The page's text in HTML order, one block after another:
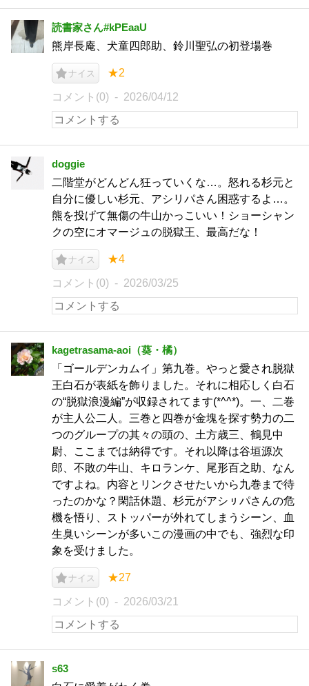
読書家さん#kPEaaU
熊岸長庵、犬童四郎助、鈴川聖弘の初登場巻
ナイス ★2
コメント(0) 2026/04/12
doggie
二階堂がどんどん狂っていくな…。怒れる杉元と
自分に優しい杉元、アシリパさん困惑するよ…。
熊を投げて無傷の牛山かっこいい！ショーシャン
クの空にオマージュの脱獄王、最高だな！
ナイス ★4
コメント(0) 2026/03/25
kagetrasama-aoi（葵・橘）
「ゴールデンカムイ」第九巻。やっと愛され脱獄
王白石が表紙を飾りました。それに相応しく白石
の“脱獄浪漫編”が収録されてます(*^^*)。一、二巻
が主人公二人。三巻と四巻が金塊を探す勢力の二
つのグループの其々の頭の、土方歳三、鶴見中
尉、ここまでは納得です。それ以降は谷垣源次
郎、不敗の牛山、キロランケ、尾形百之助、なん
ですよね。内容とリンクさせたいから九巻まで待
ったのかな？閑話休題、杉元がアシㇼパさんの危
機を悟り、ストッパーが外れてしまうシーン、血
生臭いシーンが多いこの漫画の中でも、強烈な印
象を受けました。
ナイス ★27
コメント(0) 2026/03/21
s63